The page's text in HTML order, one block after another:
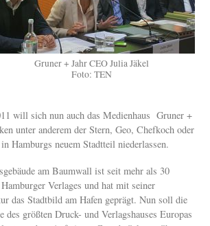
Gruner + Jahr CEO Julia Jäkel
Foto: TEN
will sich nun auch das Medienhaus Gruner +
unter anderem der Stern, Geo, Chefkoch oder
Hamburgs neuem Stadtteil niederlassen.
am Baumwall ist seit mehr als 30
Verlages und hat mit seiner
das Stadtbild am Hafen geprägt. Nun soll die
des größten Druck- und Verlagshauses Europas